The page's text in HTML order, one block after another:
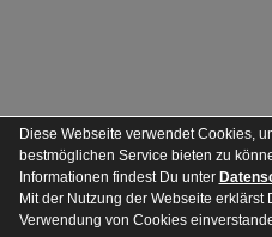
Diese Webseite verwendet Cookies,
bestmöglichen Service bieten zu
Informationen findest Du unter
Mit der Nutzung der Webseite erklärst
Verwendung von Cookies